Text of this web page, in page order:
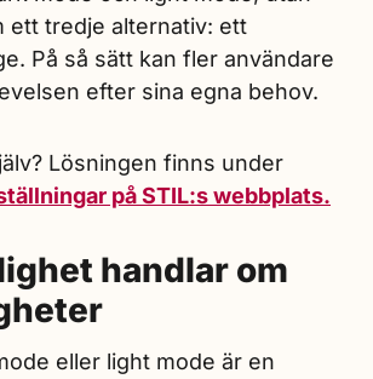
ett tredje alternativ: ett
På så sätt kan fler användare
efter sina egna behov.
Lösningen finns under
på STIL:s webbplats.
handlar om
eller light mode är en